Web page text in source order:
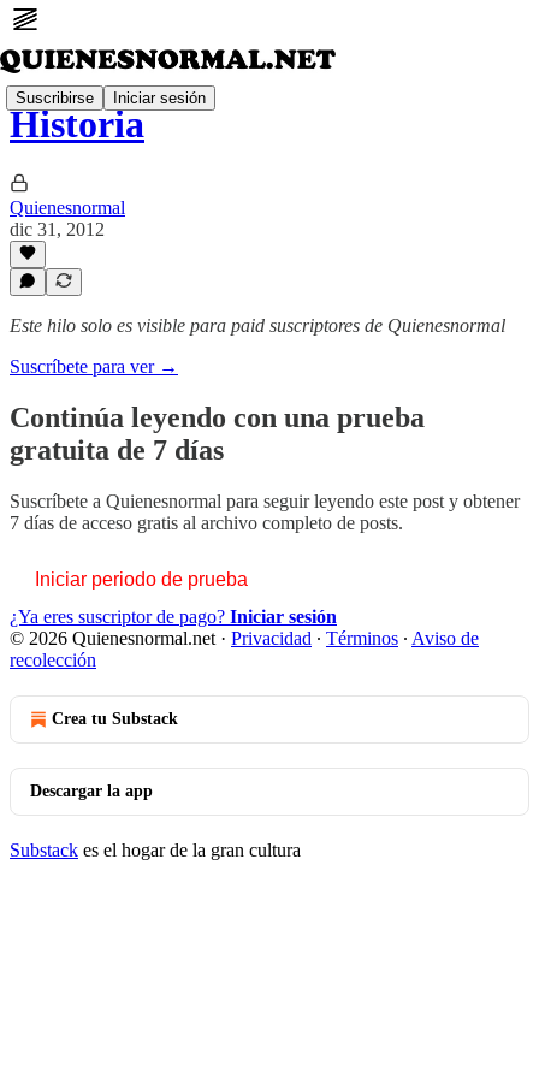
Suscribirse Iniciar sesión
Historia
Quienesnormal
dic 31, 2012
Este hilo solo es visible para paid suscriptores de Quienesnormal
Suscríbete para ver →
Continúa leyendo con una prueba
gratuita de 7 días
Suscríbete a Quienesnormal para seguir leyendo este post y obtener
7 días de acceso gratis al archivo completo de posts.
Iniciar periodo de prueba
¿Ya eres suscriptor de pago? Iniciar sesión
© 2026 Quienesnormal.net · Privacidad ∙ Términos ∙ Aviso de
recolección
Crea tu Substack
Descargar la app
Substack es el hogar de la gran cultura